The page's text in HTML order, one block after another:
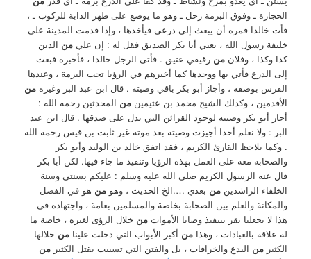
الحجارة ـ وفوق البرمة رحل ـ وهو ما يوضع على ظهر الدابة للركوب ـ ،
فأت خالدا فمره أن يبعث إلى درعي فيأخذها ، وإذا قدمت المدينة على
خليفة رسول الله ، يعني أبا بكر الصديق فقل له : إن عليمن الدين
كذا وكذا ، وفلانمن رقيقي عتيق . فأتى الرجل خالدا ، فأخبره فبعث
إلى الدرع فأتي بها ووجدها كما أخبرهم في الرؤيا تحت البرمة ، وعندها
الفرس بوصفه ، وأجاز أبو بكر باقي وصيته . قال ابن عبد البر وغيرهمن
الأقدمين ، وكذلك الشيخ محمد بن عثيمينمن المحدثين رحمه الله :
أجاز أبو بكر وصيته لوجود القرائن التي تدل على صدقها . قال ابن عبد
البر : ولا نعلم أحدا أجيزت وصيته بعد موته غير ثابت بن قيس رحمه الله
. وكما يلاحظ القارئ الكريم ، فقد اتفق خالد بن الوليد وأبو بكر
والصحابة معه على العمل بهذه الرؤيا وتنفيذ ما جاء فيها. لكن أبا بكر
قال عنه الرسول الكريم صلى الله عليه وسلم : عليكم بسنتي وسنة
الخلفاء الراشدينمن بعدي ….الخ الحديث ، وهومن هو في الفضل
والمكانة والعلم بين الصحابة بخاصة والمسلمين بعامة ، واجتهاده في
هذا لا يجعلنا نقر بتنفيذ وصايا الأمواتمن خلال الرؤى لغيره ، خاصة ما
له علاقة بالعبادات ، وهذامن أكبر الأبواب التي دخلت علينامن خلالها
الكثيرمن البدع والخرافات ، بل والفتن التي تسببت بقتل الكثيرمن